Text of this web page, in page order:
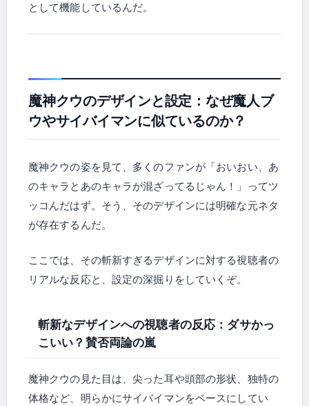
として機能しているんだ。
魔神クウのデザインと設定：なぜ魔人ブ
ウやサイバイマンに似ているのか？
魔神クウの姿を見て、多くのファンが「おいおい、あ
のキャラとあのキャラが混ざってるじゃん！」ってツ
ッコんだはず。そう、そのデザインには明確な元ネタ
が存在するんだ。
ここでは、その斬新すぎるデザインに対する視聴者の
リアルな反応と、設定の深掘りをしていくぞ。
斬新なデザインへの視聴者の反応：ダサかっ
こいい？賛否両論の嵐
魔神クウの見た目は、尖った耳や頭部の形状、独特の
体格など、明らかにサイバイマンをベースにしてい